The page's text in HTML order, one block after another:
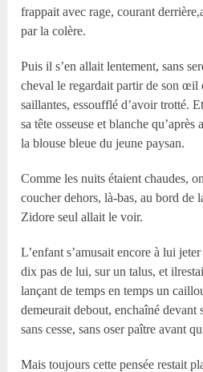
frappait avec rage, courant
par la colère.
Puis il s’en allait lentement, sans
cheval le regardait partir de son œil
saillantes, essoufflé d’avoir trotté.
sa tête osseuse et blanche
la blouse bleue du jeune paysan.
Comme les nuits étaient chaudes,
coucher dehors, là-bas, au bord de
Zidore seul allait le voir.
L’enfant s’amusait encore à lui
dix pas de lui, sur un talus, et
lançant de temps en temps un
demeurait debout, enchaîné devant
sans cesse, sans oser paître avant
Mais toujours cette pensée restait